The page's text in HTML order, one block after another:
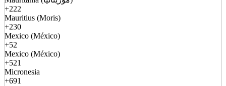
+222
Mauritius (Moris)
+230
Mexico (México)
+52
Mexico (México)
+521
Micronesia
+691